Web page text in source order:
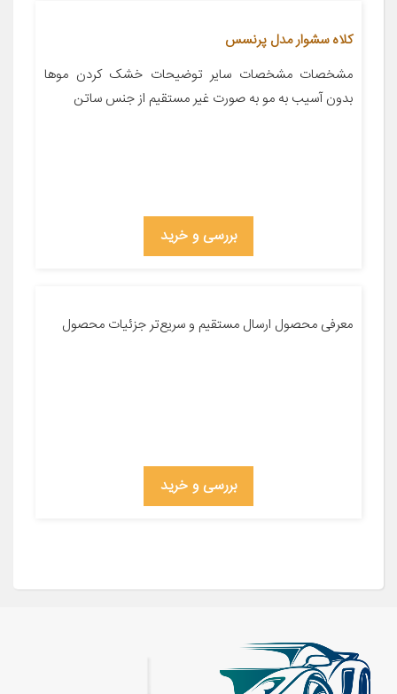
کلاه سشوار مدل پرنسس
مشخصات مشخصات سایر توضیحات خشک کردن موها
بدون آسیب به مو به صورت‌ غیر مستقیم از جنس ساتن
بررسی و خرید
معرفی محصول ارسال مستقیم و سریع‌تر جزئیات محصول
بررسی و خرید